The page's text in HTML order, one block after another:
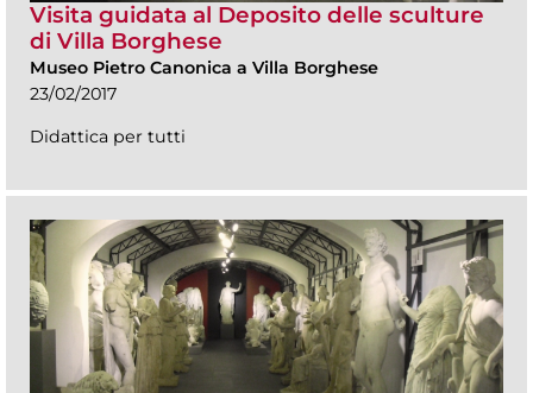
Visita guidata al Deposito delle sculture
di Villa Borghese
Museo Pietro Canonica a Villa Borghese
23/02/2017
Didattica per tutti